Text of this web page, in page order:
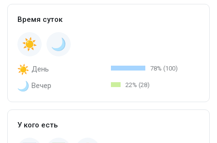
Время суток
День 78% (100)
Вечер 22% (28)
У кого есть